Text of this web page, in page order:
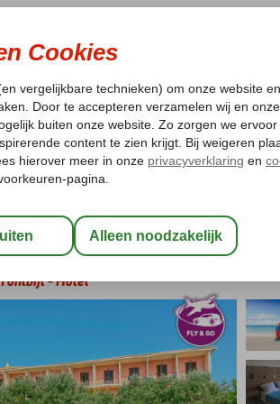
2026 LAST MINUTES WINTERZON
Laagsteprijsgarantie* Geen fueltoeslag
Dassia Fly & Go Dassia Beach
Beach
ontbijt-Hotel